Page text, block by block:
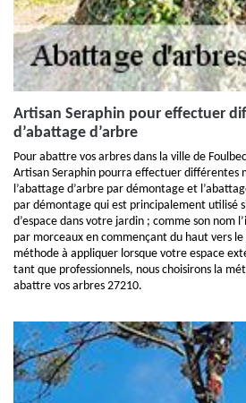
Artisan Seraphin pour effectuer
d’abattage d’arbre
Pour abattre vos arbres dans la ville de
Artisan Seraphin pourra effectuer différentes
l’abattage d’arbre par démontage et
par démontage qui est principalement utilisé si
d’espace dans votre jardin ; comme son nom
par morceaux en commençant du haut vers
méthode à appliquer lorsque votre espace
tant que professionnels, nous choisirons la
abattre vos arbres 27210.